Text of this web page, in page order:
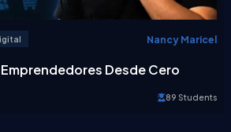
Nancy Maricel
Desde Cero
89 Students